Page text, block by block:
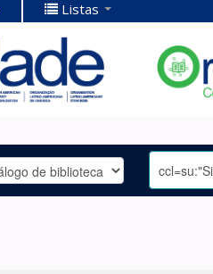
Listas